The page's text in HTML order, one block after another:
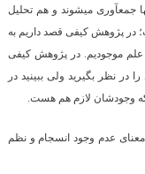
جمع­آوری می­شوند و هم تحلیل
پژوهش کیفی قصد داریم به
علم موجودیم. در پژوهش کیفی
نظر بگیرید ولی ببینید در
وجودشان لازم هم هست.
عدم وجود انسجام و نظم